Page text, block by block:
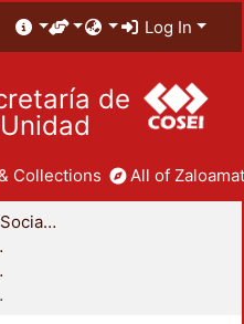
Log In
de
Unidad
Collections All of
División de Ciencias Sociales y Humanidades